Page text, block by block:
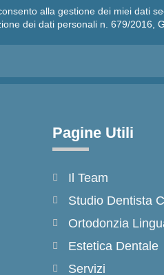
alla gestione dei miei dati
dei dati personali n. 679/2016,
Pagine Utili
Il Team
Studio Dentista
Ortodonzia
Estetica Dentale
Servizi